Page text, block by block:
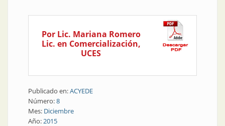
Por Lic. Mariana Romero
Lic. en Comercialización,
UCES
Publicado en:ACYEDE
Número:8
Mes: Diciembre
Año:2015